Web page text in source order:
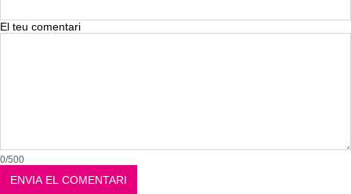
El teu comentari
0/500